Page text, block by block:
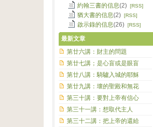
約翰三書的信息(2) [RSS]
猶大書的信息(2) [RSS]
啟示錄的信息(26) [RSS]
最新文章
第廿六講：財主的問題
第廿七講；是心盲或是眼盲
第廿八講：騎驢入城的耶穌
第廿九講：壞的聖殿和無花
第三十講：要對上帝有信心
第三十一講：想取代主人
第三十二講：把上帝的還給